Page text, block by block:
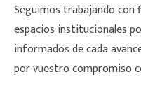
Seguimos trabajando con
espacios institucionales
informados de cada
por vuestro compromiso